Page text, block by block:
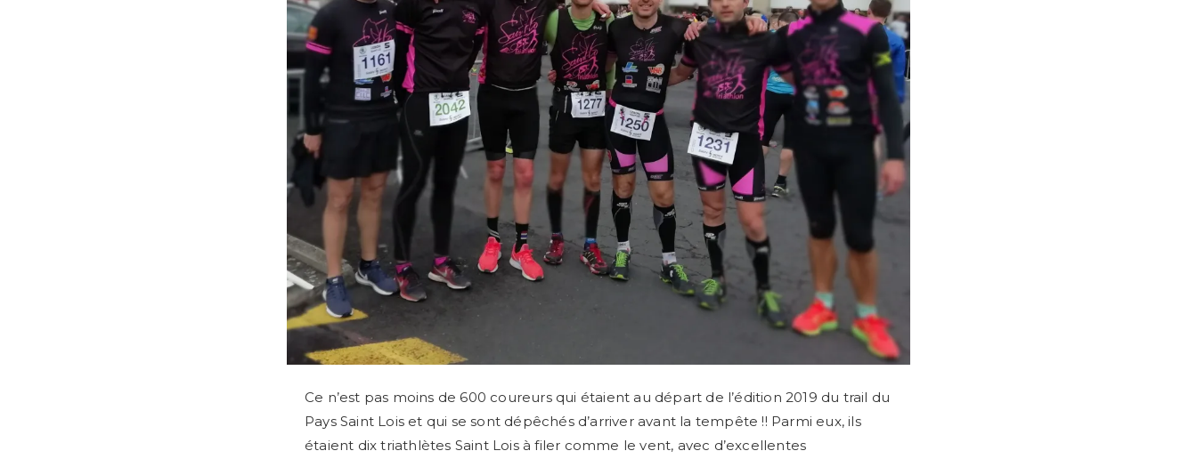
Ce n’est pas moins de 600 coureurs qui étaient au départ de l’édition 2019 du trail du
Pays Saint Lois et qui se sont dépêchés d’arriver avant la tempête !! Parmi eux, ils
étaient dix triathlètes Saint Lois à filer comme le vent, avec d’excellentes